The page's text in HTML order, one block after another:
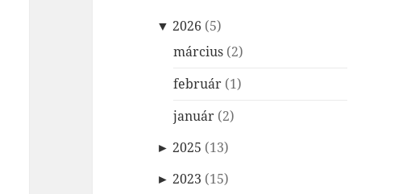
▼ 2026 (5)
március (2)
február (1)
január (2)
► 2025 (13)
► 2023 (15)